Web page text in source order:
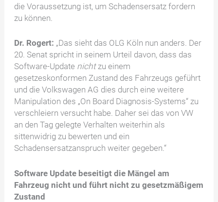
die Voraussetzung ist, um Schadensersatz fordern
zu können.
Dr. Rogert: „Das sieht das OLG Köln nun anders. Der
20. Senat spricht in seinem Urteil davon, dass das
Software-Update nichtzu einem
gesetzeskonformen Zustand des Fahrzeugs geführt
und die Volkswagen AG dies durch eine weitere
Manipulation des „On Board Diagnosis-Systems“ zu
verschleiern versucht habe. Daher sei das von VW
an den Tag gelegte Verhalten weiterhin als
sittenwidrig zu bewerten und ein
Schadensersatzanspruch weiter gegeben.“
Software Update beseitigt die Mängel am
Fahrzeug nicht und führt nicht zu gesetzmäßigem
Zustand